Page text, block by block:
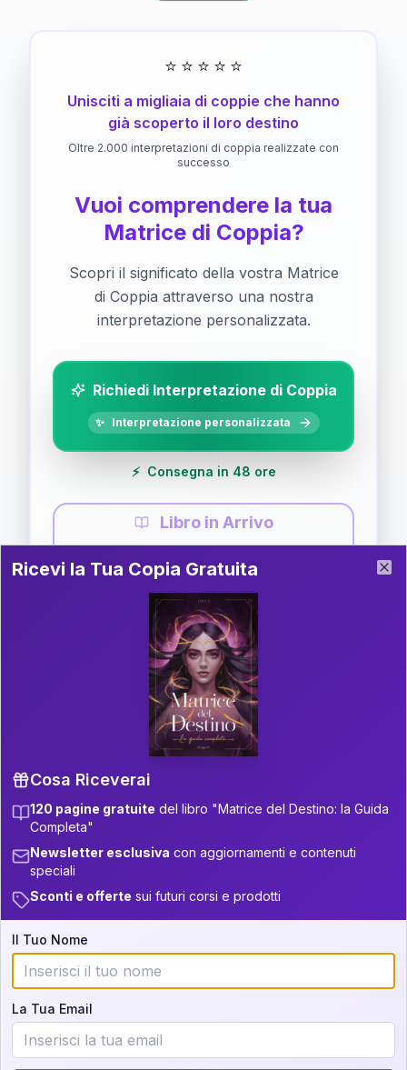
⭐ ⭐ ⭐ ⭐ ⭐
Unisciti a migliaia di coppie che hanno
già scoperto il loro destino
Oltre 2.000 interpretazioni di coppia realizzate con
successo
Vuoi comprendere la tua
Matrice di Coppia?
Scopri il significato della vostra Matrice
di Coppia attraverso una nostra
interpretazione personalizzata.
Richiedi Interpretazione di Coppia
✨ Interpretazione personalizzata
⚡ Consegna in 48 ore
Libro in Arrivo
Guida completa di Coppia
Il libro è in fase di scrittura. Iscriviti alla newsletter
per ricevere aggiornamenti!
P.S. Interpretazione parziale
gratuita
Scorri più in basso per vedere
un'interpretazione parziale gratuita della tua
Iscriviti alla newsletter per ricevere
aggiornamenti quando sarà disponibile.
Cosa scoprirete nella vostra
interpretazione:
💕 Come rafforzare la vostra unione
Ricevi la Tua Copia Gratuita del Libro
Ricevi la Tua Copia Gratuita
Cosa Riceverai
120 pagine gratuite del libro "Matrice del Destino: la Guida
Completa"
Newsletter esclusiva con aggiornamenti e contenuti
speciali
Sconti e offerte sui futuri corsi e prodotti
Il Tuo Nome
La Tua Email